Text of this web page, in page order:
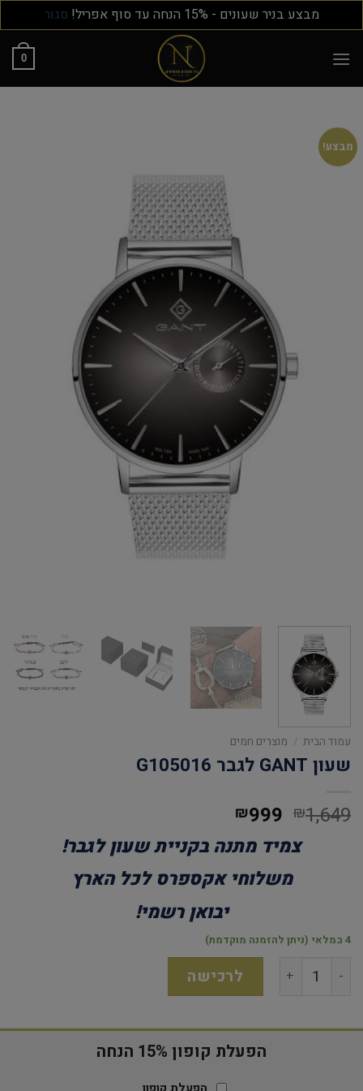
מבצע בניר שעונים - 15% הנחה עד סוף אפריל! סגור
0
מבצע!
עמוד הבית / מוצרים חמים
שעון GANT לגבר G105016
₪1,649
₪999
צמיד מתנה בקניית שעון לגבר!
משלוחי אקספרס לכל הארץ
יבואן רשמי!
4 במלאי (ניתן להזמנה מוקדמת)
לרכישה
הפעלת קופון 15% הנחה